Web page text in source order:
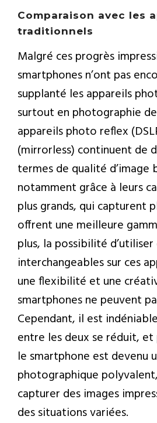
Comparaison avec les
traditionnels
Malgré ces progrès
smartphones n’ont pas
supplanté les appareils
surtout en photographie
appareils photo reflex
(mirrorless) continuent de
termes de qualité d’image
notamment grâce à leurs
plus grands, qui capturent
offrent une meilleure
plus, la possibilité
interchangeables sur ces
une flexibilité et une
smartphones ne peuvent
Cependant, il est
entre les deux se réduit,
le smartphone est devenu
photographique
capturer des images
des situations variées.